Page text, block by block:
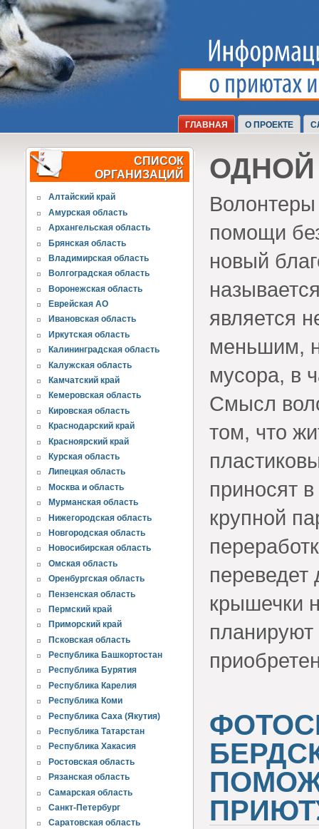
ГЛАВНАЯ О ПРОЕКТЕ
СПИСОК
ОРГАНИЗАЦИЙ
Алтайский край
Амурская область
Архангельская область
Брянская область
Владимирская область
Волгоградская область
Воронежская область
Еврейская АО
Ивановская область
Иркутская область
Калининградская область
Калужская область
Камчатский край
Кемеровская область
Кировская область
Краснодарский край
Красноярский край
Курская область
Липецкая область
Москва и область
Мурманская область
Нижегородская область
Новгородская область
Новосибирская область
Омская область
Оренбургская область
Пензенская область
Пермский край
Приморский край
Псковская область
Республика Башкортостан
Республика Бурятия
Республика Карелия
Республика Коми
Республика Саха (Якутия)
Республика Татарстан
Республика Хакасия
Ростовская область
Рязанская область
Самарская область
Санкт-Петербург
Саратовская область
ОДНОЙ
Волонтеры
помощи
новый
является
меньшим,
мусора, в
Смысл
том, что
приносят
крупной
крышечки
планируют